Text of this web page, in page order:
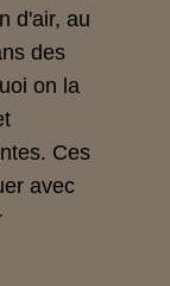
d'air, au
des
on la
Ces
avec